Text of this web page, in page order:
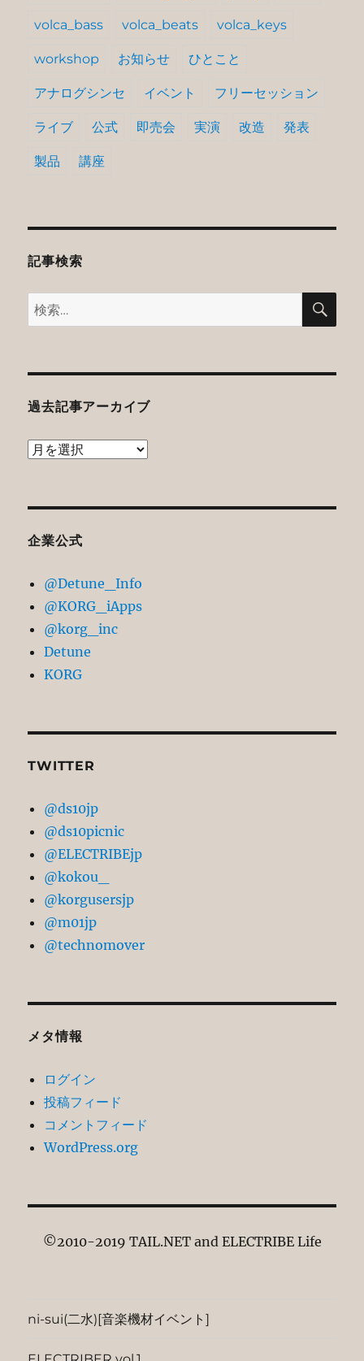
volca_bass volca_beats volca_keys
workshop お知らせ ひとこと
アナログシンセ イベント フリーセッション
ライブ 公式 即売会 実演 改造 発表
製品 講座
記事検索
検
索:
検
過去記事アーカイブ
過
ア
カ
イ
ブ
企業公式
@Detune_Info
@KORG_iApps
@korg_inc
Detune
KORG
TWITTER
@ds10jp
@ds10picnic
@ELECTRIBEjp
@kokou_
@korgusersjp
@m01jp
@technomover
メタ情報
ログイン
投稿フィード
コメントフィード
WordPress.org
©2010-2019 TAIL.NET and ELECTRIBE Life
ni-sui(二水)[音楽機材イベント]